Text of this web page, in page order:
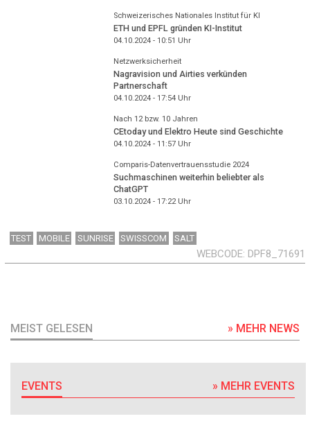
Schweizerisches Nationales Institut für KI
ETH und EPFL gründen KI-Institut
04.10.2024 - 10:51 Uhr
Netzwerksicherheit
Nagravision und Airties verkünden
Partnerschaft
04.10.2024 - 17:54Uhr
Nach 12 bzw. 10 Jahren
CEtoday und Elektro Heute sind Geschichte
04.10.2024 - 11:57Uhr
Comparis-Datenvertrauensstudie 2024
Suchmaschinen weiterhin beliebter als
ChatGPT
03.10.2024 - 17:22Uhr
TEST MOBILE SUNRISE SWISSCOM SALT
WEBCODE DPF8_71691
MEIST GELESEN » MEHR NEWS
EVENTS » MEHR EVENTS